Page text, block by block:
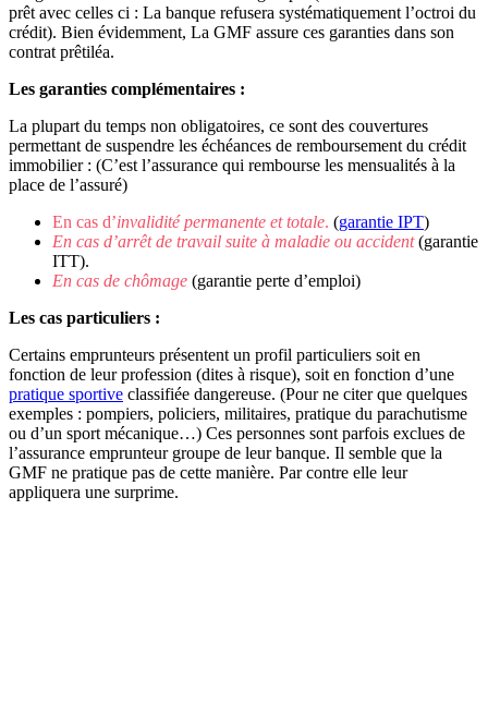
prêt avec celles ci : La banque refusera systématiquement l’octroi du
crédit). Bien évidemment, La GMF assure ces garanties dans son
contrat prêtiléa.
Les garanties complémentaires :
La plupart du temps non obligatoires, ce sont des couvertures
permettant de suspendre les échéances de remboursement du crédit
immobilier : (C’est l’assurance qui rembourse les mensualités à la
place de l’assuré)
En cas d’invalidité permanente et totale. (garantie IPT)
En cas d’arrêt de travail suite à maladie ou accident(garantie
ITT).
En cas de chômage (garantie perte d’emploi)
Les cas particuliers :
Certains emprunteurs présentent un profil particuliers soit en
fonction de leur profession (dites à risque), soit en fonction d’une
pratique sportive classifiée dangereuse. (Pour ne citer que quelques
exemples : pompiers, policiers, militaires, pratique du parachutisme
ou d’un sport mécanique…) Ces personnes sont parfois exclues de
l’assurance emprunteur groupe de leur banque. Il semble que la
GMF ne pratique pas de cette manière. Par contre elle leur
appliquera une surprime.